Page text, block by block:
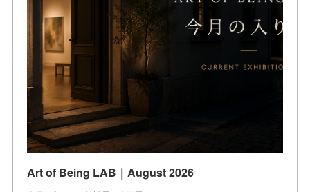
Art of Being LAB｜August 2026